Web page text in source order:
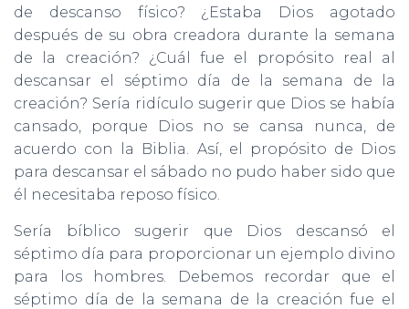
de descanso físico? ¿Estaba Dios agotado
después de su obra creadora durante la semana
de la creación? ¿Cuál fue el propósito real al
descansar el séptimo día de la semana de la
creación? Sería ridículo sugerir que Dios se había
cansado, porque Dios no se cansa nunca, de
acuerdo con la Biblia. Así, el propósito de Dios
para descansar el sábado no pudo haber sido que
él necesitaba reposo físico.
Sería bíblico sugerir que Dios descansó el
séptimo día para proporcionar un ejemplo divino
para los hombres. Debemos recordar que el
séptimo día de la semana de la creación fue el